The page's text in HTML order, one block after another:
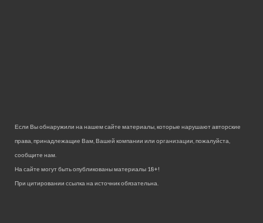
Если Вы обнаружили на нашем сайте материалы, которые нарушают авторские
права, принадлежащие Вам, Вашей компании или организации, пожалуйста,
сообщите нам.
На сайте могут быть опубликованы материалы 18+!
При цитировании ссылка на источник обязательна.